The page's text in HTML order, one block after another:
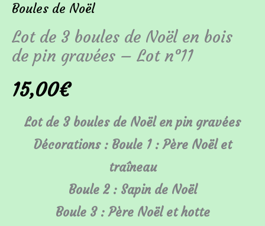
Boules de Noël
Lot de 3 boules de Noël en bois
de pin gravées – Lot n°11
15,00€
Lot de 3 boules de Noël en pin gravées
Décorations : Boule 1 : Père Noël et
traîneau
Boule 2 : Sapin de Noël
Boule 3 : Père Noël et hotte
de
pin
gravées